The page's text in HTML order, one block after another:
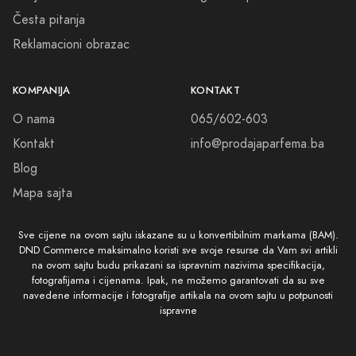
Česta pitanja
Reklamacioni obrazac
KOMPANIJA
O nama
Kontakt
Blog
Mapa sajta
KONTAKT
065/602-603
info@prodajaparfema.ba
Sve cijene na ovom sajtu iskazane su u konvertibilnim markama (BAM).
DND Commerce maksimalno koristi sve svoje resurse da Vam svi artikli
na ovom sajtu budu prikazani sa ispravnim nazivima specifikacija,
fotografijama i cijenama. Ipak, ne možemo garantovati da su sve
navedene informacije i fotografije artikala na ovom sajtu u potpunosti
ispravne